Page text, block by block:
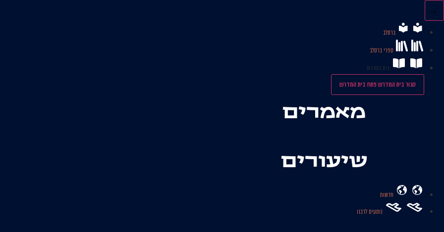
לתוכן
ברסלב
ספרי ברסלב
בית המדרש
סגור בית המדרשפתח בית המדרש
מאמרים
שיעורים
חדשות
נוסעים לרבנו